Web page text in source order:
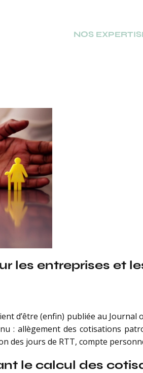
NOS
les entreprises et
d’être (enfin) publiée au
: allègement des cotisations
des jours de RTT, compte
le calcul des